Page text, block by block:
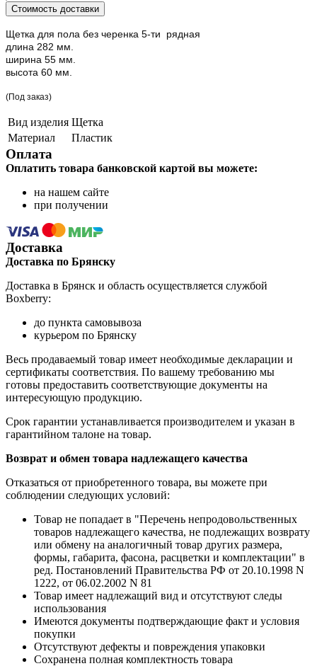
Стоимость доставки
Щетка для пола без черенка 5-ти рядная
длина 282 мм.
ширина 55 мм.
высота 60 мм.
(Под заказ)
Вид изделия Щетка
Материал
Пластик
Оплата
Оплатить товара банковской картой вы можете:
на нашем сайте
при получении
Доставка
Доставка по Брянску
Доставка в Брянск и область осуществляется службой
Boxberry:
до пункта самовывоза
курьером по Брянску
Весь продаваемый товар имеет необходимые декларации и
сертификаты соответствия. По вашему требованию мы
готовы предоставить соответствующие документы на
интересующую продукцию.
Срок гарантии устанавливается производителем и указан в
гарантийном талоне на товар.
Возврат и обмен товара надлежащего качества
Отказаться от приобретенного товара, вы можете при
соблюдении следующих условий:
Товар не попадает в "Перечень непродовольственных
товаров надлежащего качества, не подлежащих возврату
или обмену на аналогичный товар других размера,
формы, габарита, фасона, расцветки и комплектации" в
ред. Постановлений Правительства РФ от 20.10.1998 N
1222, от 06.02.2002 N 81
Товар имеет надлежащий вид и отсутствуют следы
использования
Имеются документы подтверждающие факт и условия
покупки
Отсутствуют дефекты и повреждения упаковки
Сохранена полная комплектность товара